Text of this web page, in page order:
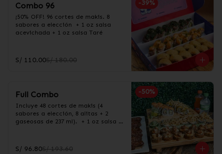
-39%
Combo 96
¡50% OFF! 96 cortes de makis. 8
sabores a elección  + 1 oz salsa
acevichada + 1 oz salsa Taré
S/ 110.00S/ 180.00
-50%
Full Combo
Incluye 48 cortes de makis (4
sabores a elección, 8 alitas + 2
gaseosas de 237 ml).  + 1 oz salsa
S/ 96.80S/ 193.60